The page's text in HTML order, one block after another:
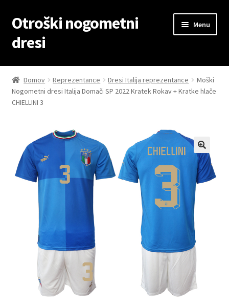
Skip
to
navigation
Skip
to
content
Otroški nogometni
dresi
Menu
Domov
Blog
Košarica
Moj račun
Trgovina
Zaključek nakupa
Domov Reprezentance Dresi Italija reprezentance
Moški
Nogometni dresi Italija Domači SP 2022 Kratek Rokav + Kratke hlače
CHIELLINI 3